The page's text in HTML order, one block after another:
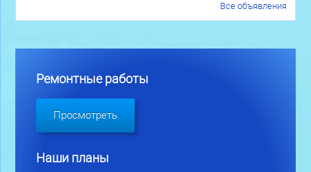
Все объявления
Ремонтные работы
Просмотреть
Наши планы